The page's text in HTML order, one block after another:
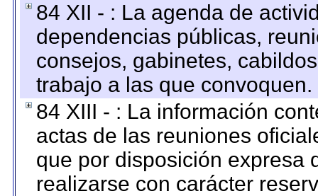
84 XII - : La agenda de
dependencias públicas,
consejos, gabinetes,
trabajo a las que convoquen.
84 XIII - : La información
actas de las reuniones
que por disposición expresa
realizarse con carácter